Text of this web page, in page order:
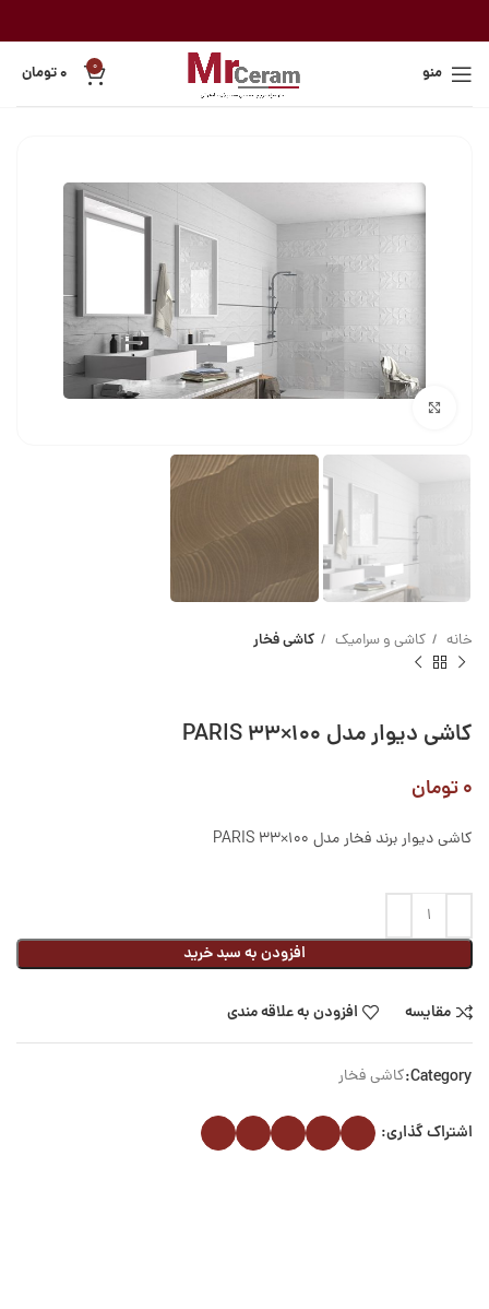
منو 0 ۰تومان
بزرگنمایی تصویر
خانه کاشی و سرامیک کاشی فخار
کاشی دیوار مدل PARIS 33×100
۰تومان
کاشی دیوار برند فخار مدل PARIS 33×100
افزودن به سبد خرید
مقایسه افزودن به علاقه مندی
Category: کاشی فخار
اشتراک گذاری: